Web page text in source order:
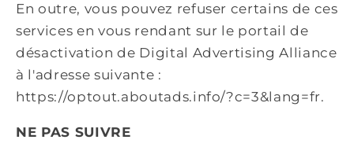
En outre, vous pouvez refuser certains de ces
services en vous rendant sur le portail de
désactivation de Digital Advertising Alliance
à l'adresse suivante :
https://optout.aboutads.info/?c=3&lang=fr.
NE PAS SUIVRE